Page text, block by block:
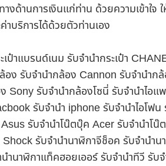
านการเงินแก่ท่าน ด้วยความเข้าใจ
าบริการได้ด้วยตัวท่านเอง
าแบรนด์เนม รับจำนำกระเป๋า
อง รับจำนำกล้อง Cannon รับจำนำ
รับจำนำกล้องโซนี่ รับจำนำไอ
รับจำนำ iphone รับจำนำไอโฟ
รับจำนำโน๊ตบุ๊ค Acer รับจำนำโ
รับจำนำนาฬิกาจีช็อค รับจำนำ
ำนาฬิกาแท็คฮอยเออร์ รับจำนำทีวี รับ